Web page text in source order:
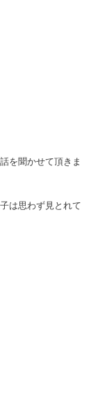
を聞かせて頂きま
は思わず見とれて